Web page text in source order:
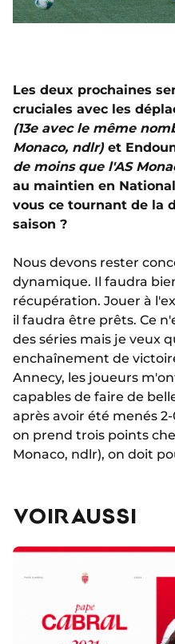
Les deux prochaines
cruciales avec les
(13e avec le même
Monaco, ndlr)et
de moins que l'AS
au maintien en
vous ce tournant de la
saison ?
Nous devons rester
dynamique. Il faudra
récupération. Jouer à
il faudra être prêts. Ce
des séries mais je veux
enchaînement de
Annecy, les joueurs
capables de faire de
après avoir été menés
on prend trois points
Monaco, ndlr), on doit
VOIR AUSSI